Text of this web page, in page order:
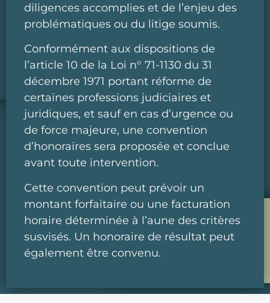
diligences accomplies et de l’enjeu des
problématiques ou du litige soumis.
Conformément aux dispositions de
l’article 10 de la Loi n° 71-1130 du 31
décembre 1971 portant réforme de
certaines professions judiciaires et
juridiques, et sauf en cas d’urgence ou
de force majeure, une convention
d’honoraires sera proposée et conclue
avant toute intervention.
Cette convention peut prévoir un
montant forfaitaire ou une facturation
horaire déterminée à l’aune des critères
susvisés. Un honoraire de résultat peut
également être convenu.